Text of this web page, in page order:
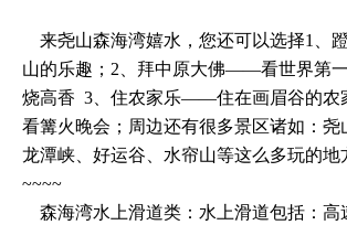
来尧山森海湾嬉水，您还可以选择1、
山的乐趣；2、拜中原大佛——看世界第一
烧高香 3、住农家乐——住在画眉谷的农
看篝火晚会；周边还有很多景区诸如：尧
龙潭峡、好运谷、水帘山等这么多玩的地
~~~~
森海湾水上滑道类：水上滑道包括：高